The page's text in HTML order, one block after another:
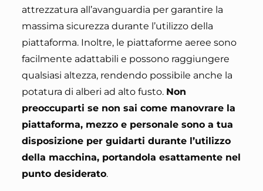
attrezzatura all’avanguardia per garantire la
massima sicurezza durante l’utilizzo della
piattaforma. Inoltre, le piattaforme aeree sono
facilmente adattabili e possono raggiungere
qualsiasi altezza, rendendo possibile anche la
potatura di alberi ad alto fusto. Non
preoccuparti se non sai come manovrare la
piattaforma, mezzo e personale sono a tua
disposizione per guidarti durante l’utilizzo
della macchina, portandola esattamente nel
punto desiderato.